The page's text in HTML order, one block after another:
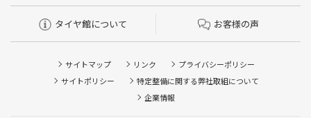
タイヤ館について お客様の声
サイトマップ リンク
プライバシーポリシー
サイトポリシー
特定整備に関する弊社取組について
企業情報